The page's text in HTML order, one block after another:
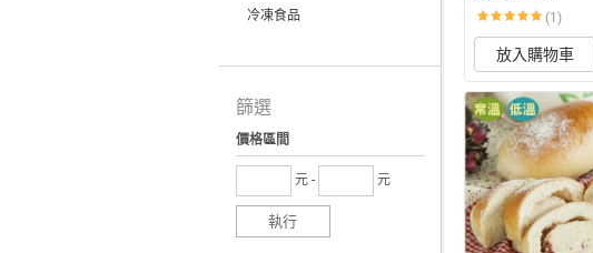
(1)
放入購物車
冷凍食品
篩選
價格區間
元 - 元
執行